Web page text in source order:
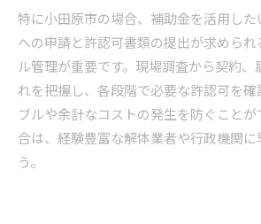
特に小田原市の場合、補助金を活用し
への申請と許認可書類の提出が求めら
ル管理が重要です。現場調査から契約
れを把握し、各段階で必要な許認可を
ブルや余計なコストの発生を防ぐこと
合は、経験豊富な解体業者や行政機関
う。